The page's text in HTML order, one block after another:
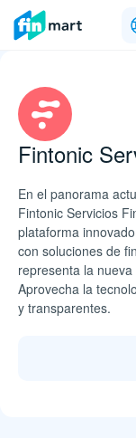
Fintonic
En el panorama
Fintonic Servicios
plataforma
con soluciones de
representa la
Aprovecha la
y transparentes.